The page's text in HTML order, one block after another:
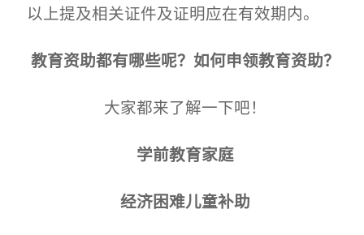
以上提及相关证件及证明应在有效期内。
教育资助都有哪些呢？如何申领教育资助？
大家都来了解一下吧！
学前教育家庭
经济困难儿童补助